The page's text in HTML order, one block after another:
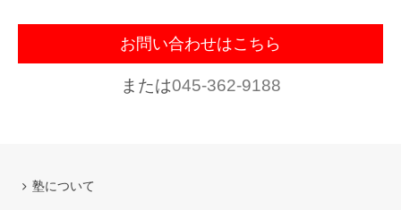
お問い合わせはこちら
または045-362-9188
塾について